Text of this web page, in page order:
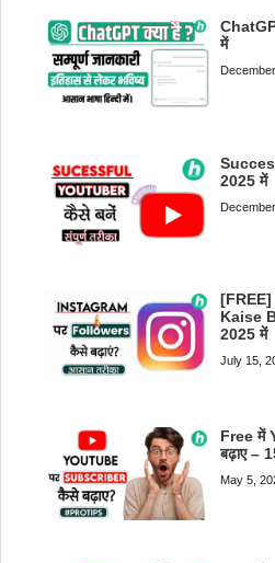
में
2025 में
Kaise
2025 में
July 15,
Free में
बढ़ाए –
May 5,